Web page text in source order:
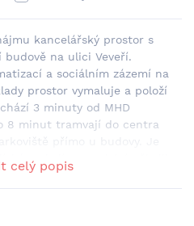
kancelářský prostor s
na ulici Veveří.
a sociálním zázemí na
prostor vymaluje a položí
3 minuty od MHD
8 minut tramvají do centra
okolí se nachází několik
zájmu nás neváhejte
celý popis